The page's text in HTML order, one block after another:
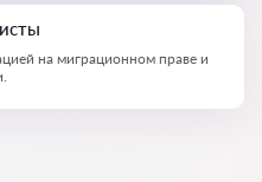
на миграционном праве и